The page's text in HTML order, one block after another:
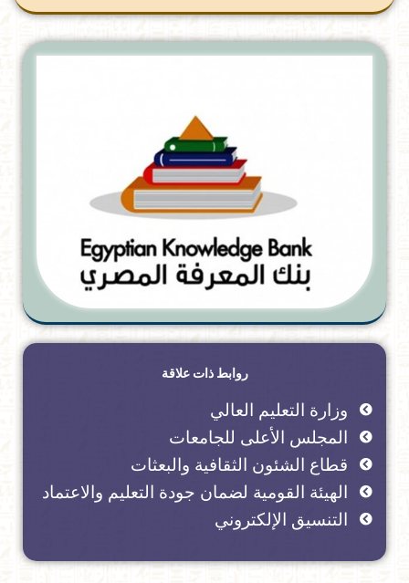
روابط ذات علاقة
وزارة التعليم العالي
المجلس الأعلى للجامعات
قطاع الشئون الثقافية والبعثات
الهيئة القومية لضمان جودة التعليم والاعتماد
التنسيق الإلكتروني